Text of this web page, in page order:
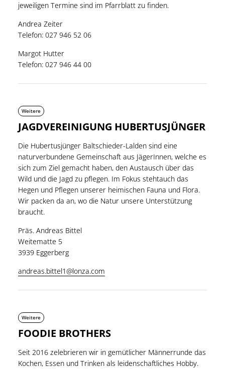
jeweiligen Termine sind im Pfarrblatt zu finden.
Andrea Zeiter
Telefon: 027 946 52 06
Margot Hutter
Telefon: 027 946 44 00
Weitere
JAGDVEREINIGUNG HUBERTUSJÜNGER
Die Hubertusjünger Baltschieder-Lalden sind eine
naturverbundene Gemeinschaft aus JägerInnen, welche es
sich zum Ziel gemacht haben, den Austausch über das
Wild und die Jagd zu pflegen. Im Fokus stehtauch das
Hegen und Pflegen unserer heimischen Fauna und Flora.
Wir packen da an, wo die Natur unsere Unterstützung
braucht.
Präs. Andreas Bittel
Weitematte 5
3939 Eggerberg
andreas.bittel1@lonza.com
Weitere
FOODIE BROTHERS
Seit 2016 zelebrieren wir in gemütlicher Männerrunde das
Kochen, Essen und Trinken als leidenschaftliches Hobby.